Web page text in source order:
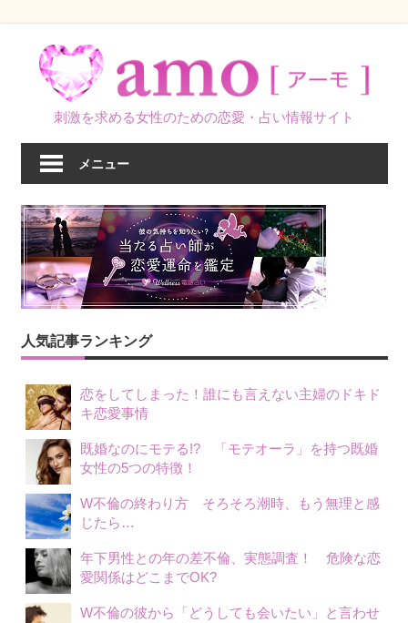
刺激を求める女性のための恋愛・占い情報サイト
メニュー
人気記事ランキング
恋をしてしまった！誰にも言えない主婦のドキド
キ恋愛事情
既婚なのにモテる!? 「モテオーラ」を持つ既婚
女性の5つの特徴！
W不倫の終わり方 そろそろ潮時、もう無理と感
じたら…
年下男性との年の差不倫、実態調査！ 危険な恋
愛関係はどこまでOK?
W不倫の彼から「どうしても会いたい」と言わせ